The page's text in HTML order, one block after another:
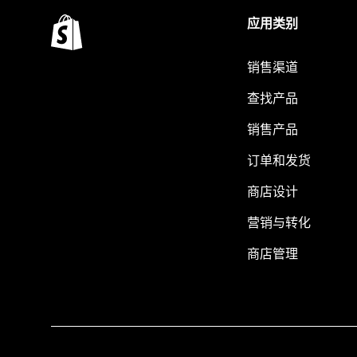
应用类别
销售渠道
查找产品
销售产品
订单和发货
商店设计
营销与转化
商店管理